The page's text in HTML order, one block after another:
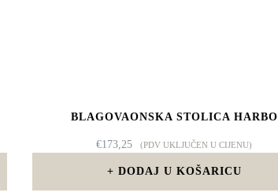
BLAGOVAONSKA STOLICA HARBO
€173,25 (PDV UKLJUČEN U CIJENU)
DODAJ U KOŠARICU